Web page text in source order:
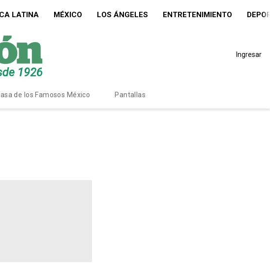
LATINA MÉXICO LOS ÁNGELES ENTRETENIMIENTO
Ingresar
de los Famosos México Pantallas